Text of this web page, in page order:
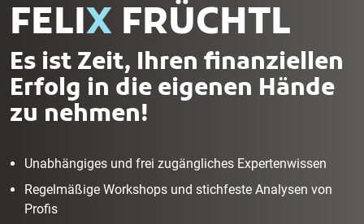
FELIX FRÜCHTL
Es ist Zeit, Ihren finanziellen
Erfolg in die eigenen Hände
zu nehmen!
Unabhängiges und frei zugängliches Expertenwissen
Regelmäßige Workshops und stichfeste Analysen von
Profis